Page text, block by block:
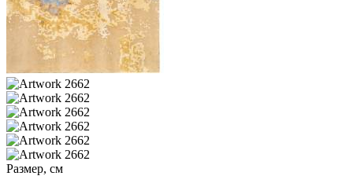
Размер, см